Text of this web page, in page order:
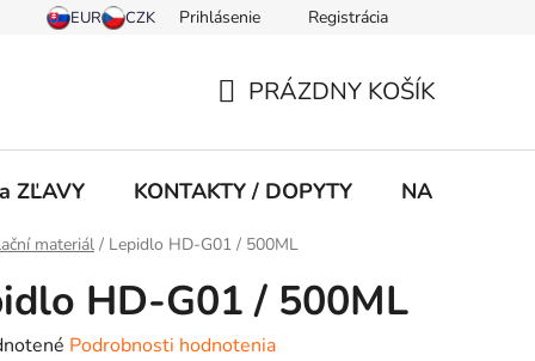
Prihlásenie Registrácia
KOŠÍK
PRÁZDNY KOŠÍK
ZĽAVY KONTAKTY / DOPYTY NA
materiál / Lepidlo HD-G01 / 500ML
HD-G01 / 500ML
Podrobnosti hodnotenia